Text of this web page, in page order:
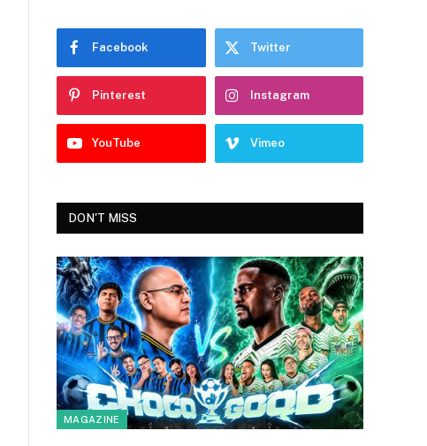
Facebook Twitter
Pinterest Instagram
YouTube Vimeo
DON'T MISS
MAGAZINE